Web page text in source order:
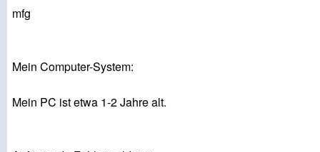
mfg
Mein Computer-System:
Mein PC ist etwa 1-2 Jahre alt.